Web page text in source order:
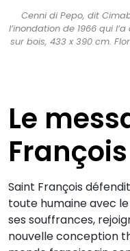
Cenni di Pepo, dit
l’inondation de 1966 qui
sur bois, 433 x 390 cm.
Le
François
Saint François
toute humaine avec
ses souffrances,
nouvelle conception